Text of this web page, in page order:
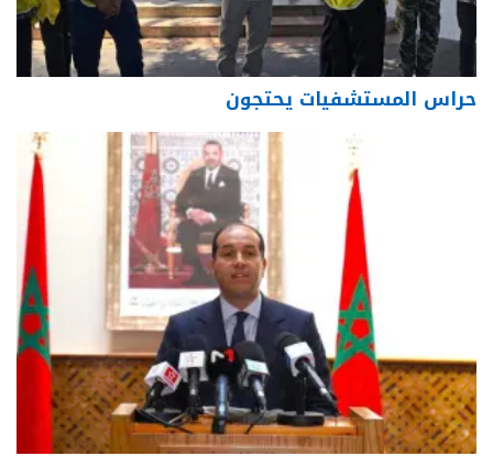
حراس المستشفيات يحتجون